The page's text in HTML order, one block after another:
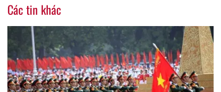
Các tin khác